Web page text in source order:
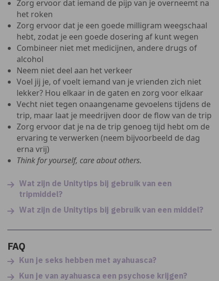
Zorg ervoor dat iemand de pijp van je overneemt na
het roken
Zorg ervoor dat je een goede milligram weegschaal
hebt, zodat je een goede dosering af kunt wegen
Combineer niet met medicijnen, andere drugs of
alcohol
Neem niet deel aan het verkeer
Voel jij je, of voelt iemand van je vrienden zich niet
lekker? Hou elkaar in de gaten en zorg voor elkaar
Vecht niet tegen onaangename gevoelens tijdens de
trip, maar laat je meedrijven door de flow van de trip
Zorg ervoor dat je na de trip genoeg tijd hebt om de
ervaring te verwerken (neem bijvoorbeeld de dag
erna vrij)
Think for yourself, care about others.
Wat zijn de Unitytips bij gebruik van een
tripmiddel?
Wat zijn de Unitytips bij gebruik van een middel?
FAQ
Kun je seks hebben met ayahuasca?
Kun je van ayahuasca een psychose krijgen?